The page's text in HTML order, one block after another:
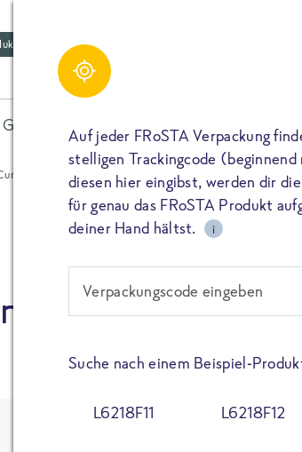
Gerichte Fisch Gemüse Kräuter
– Frisch, schnell und lecker!
Curry –
TEILEN
PIN IT
Schreibe einen
Bitte füllen alle mit (*) markierten Felder
wird nicht veröffentlicht. Wenn du deinen
dieser öffentlich neben deiner Bewertung.
Kommtar*
Name
E-Mail
Ich habe die Datenschutzerklärungzur
Auf jeder FRoSTA Verpackung
stelligen Trackingcode
diesen hier eingibst, werden dir
für genau das FRoSTA Produkt
deiner Hand hältst.
i
Verpackungscode eingeben
Suche nach einem Beispiel-
L6218F11 L6218F12